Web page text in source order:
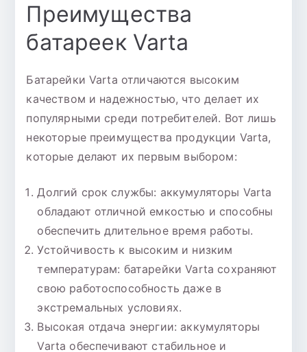
Преимущества
батареек Varta
Батарейки Varta отличаются высоким
качеством и надежностью, что делает их
популярными среди потребителей. Вот лишь
некоторые преимущества продукции Varta,
которые делают их первым выбором:
Долгий срок службы: аккумуляторы Varta
обладают отличной емкостью и способны
обеспечить длительное время работы.
Устойчивость к высоким и низким
температурам: батарейки Varta сохраняют
свою работоспособность даже в
экстремальных условиях.
Высокая отдача энергии: аккумуляторы
Varta обеспечивают стабильное и